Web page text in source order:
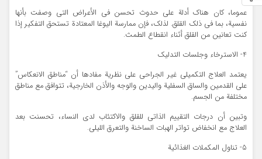
عموما، كان هناك أدلة على حدوث تحسن في الأعراض التي وصفت بأنها
نفسية، بما في ذلك القلق. لذلك، فإن ممارسة اليوغا المعتادة تستحق التفكير إذا
كنت تعانين من القلق أثناء انقطاع الطمث.
4- الاسترخاء وجلسات التدليك
يعتمد العلاج التكميلي غير الجراحي على نظرية مفادها أن “مناطق الانعكاس”
على القدمين والساق السفلية واليدين والوجه والأذن الخارجية، تتوافق مع مناطق
مختلفة من الجسم.
وتبين أن درجات التقييم الذاتي للقلق والاكتئاب لدى النساء، تحسنت بعد
العلاج مع انخفاض تواتر الهبات الساخنة والتعرق الليلي.
5- تناول المكملات الغذائية